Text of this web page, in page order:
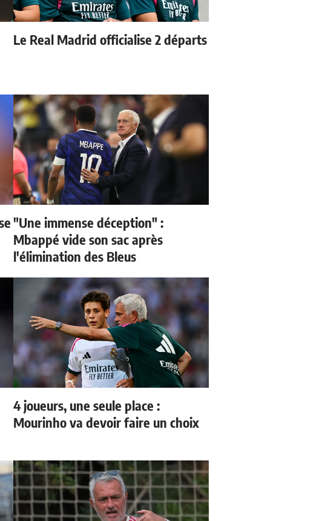
Le Real Madrid officialise 2 départs
"Une immense déception" :
Mbappé vide son sac après
l'élimination des Bleus
4 joueurs, une seule place :
Mourinho va devoir faire un choix